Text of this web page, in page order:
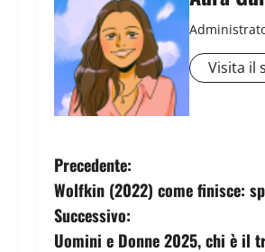
Visita il
Precedente:
Wolfkin (2022) come finisce:
Successivo:
Uomini e Donne 2025, chi è il